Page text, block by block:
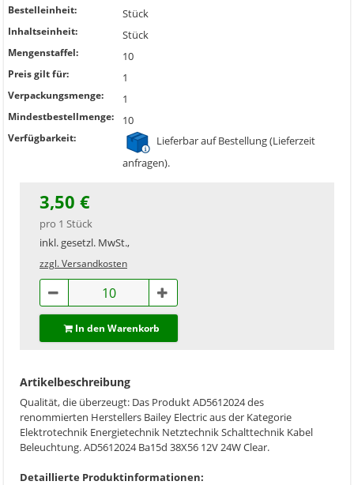
Bestelleinheit: Stück
Inhaltseinheit: Stück
Mengenstaffel: 10
Preis gilt für: 1
Verpackungsmenge: 1
Mindestbestellmenge: 10
Verfügbarkeit:
Lieferbar auf Bestellung (Lieferzeit
anfragen).
3,50 €
pro 1 Stück
inkl. gesetzl. MwSt.,
zzgl. Versandkosten
In den Warenkorb
Artikelbeschreibung
Qualität, die überzeugt: Das Produkt AD5612024 des
renommierten Herstellers Bailey Electric aus der Kategorie
Elektrotechnik Energietechnik Netztechnik Schalttechnik Kabel
Beleuchtung. AD5612024 Ba15d 38X56 12V 24W Clear.
Detaillierte Produktinformationen: